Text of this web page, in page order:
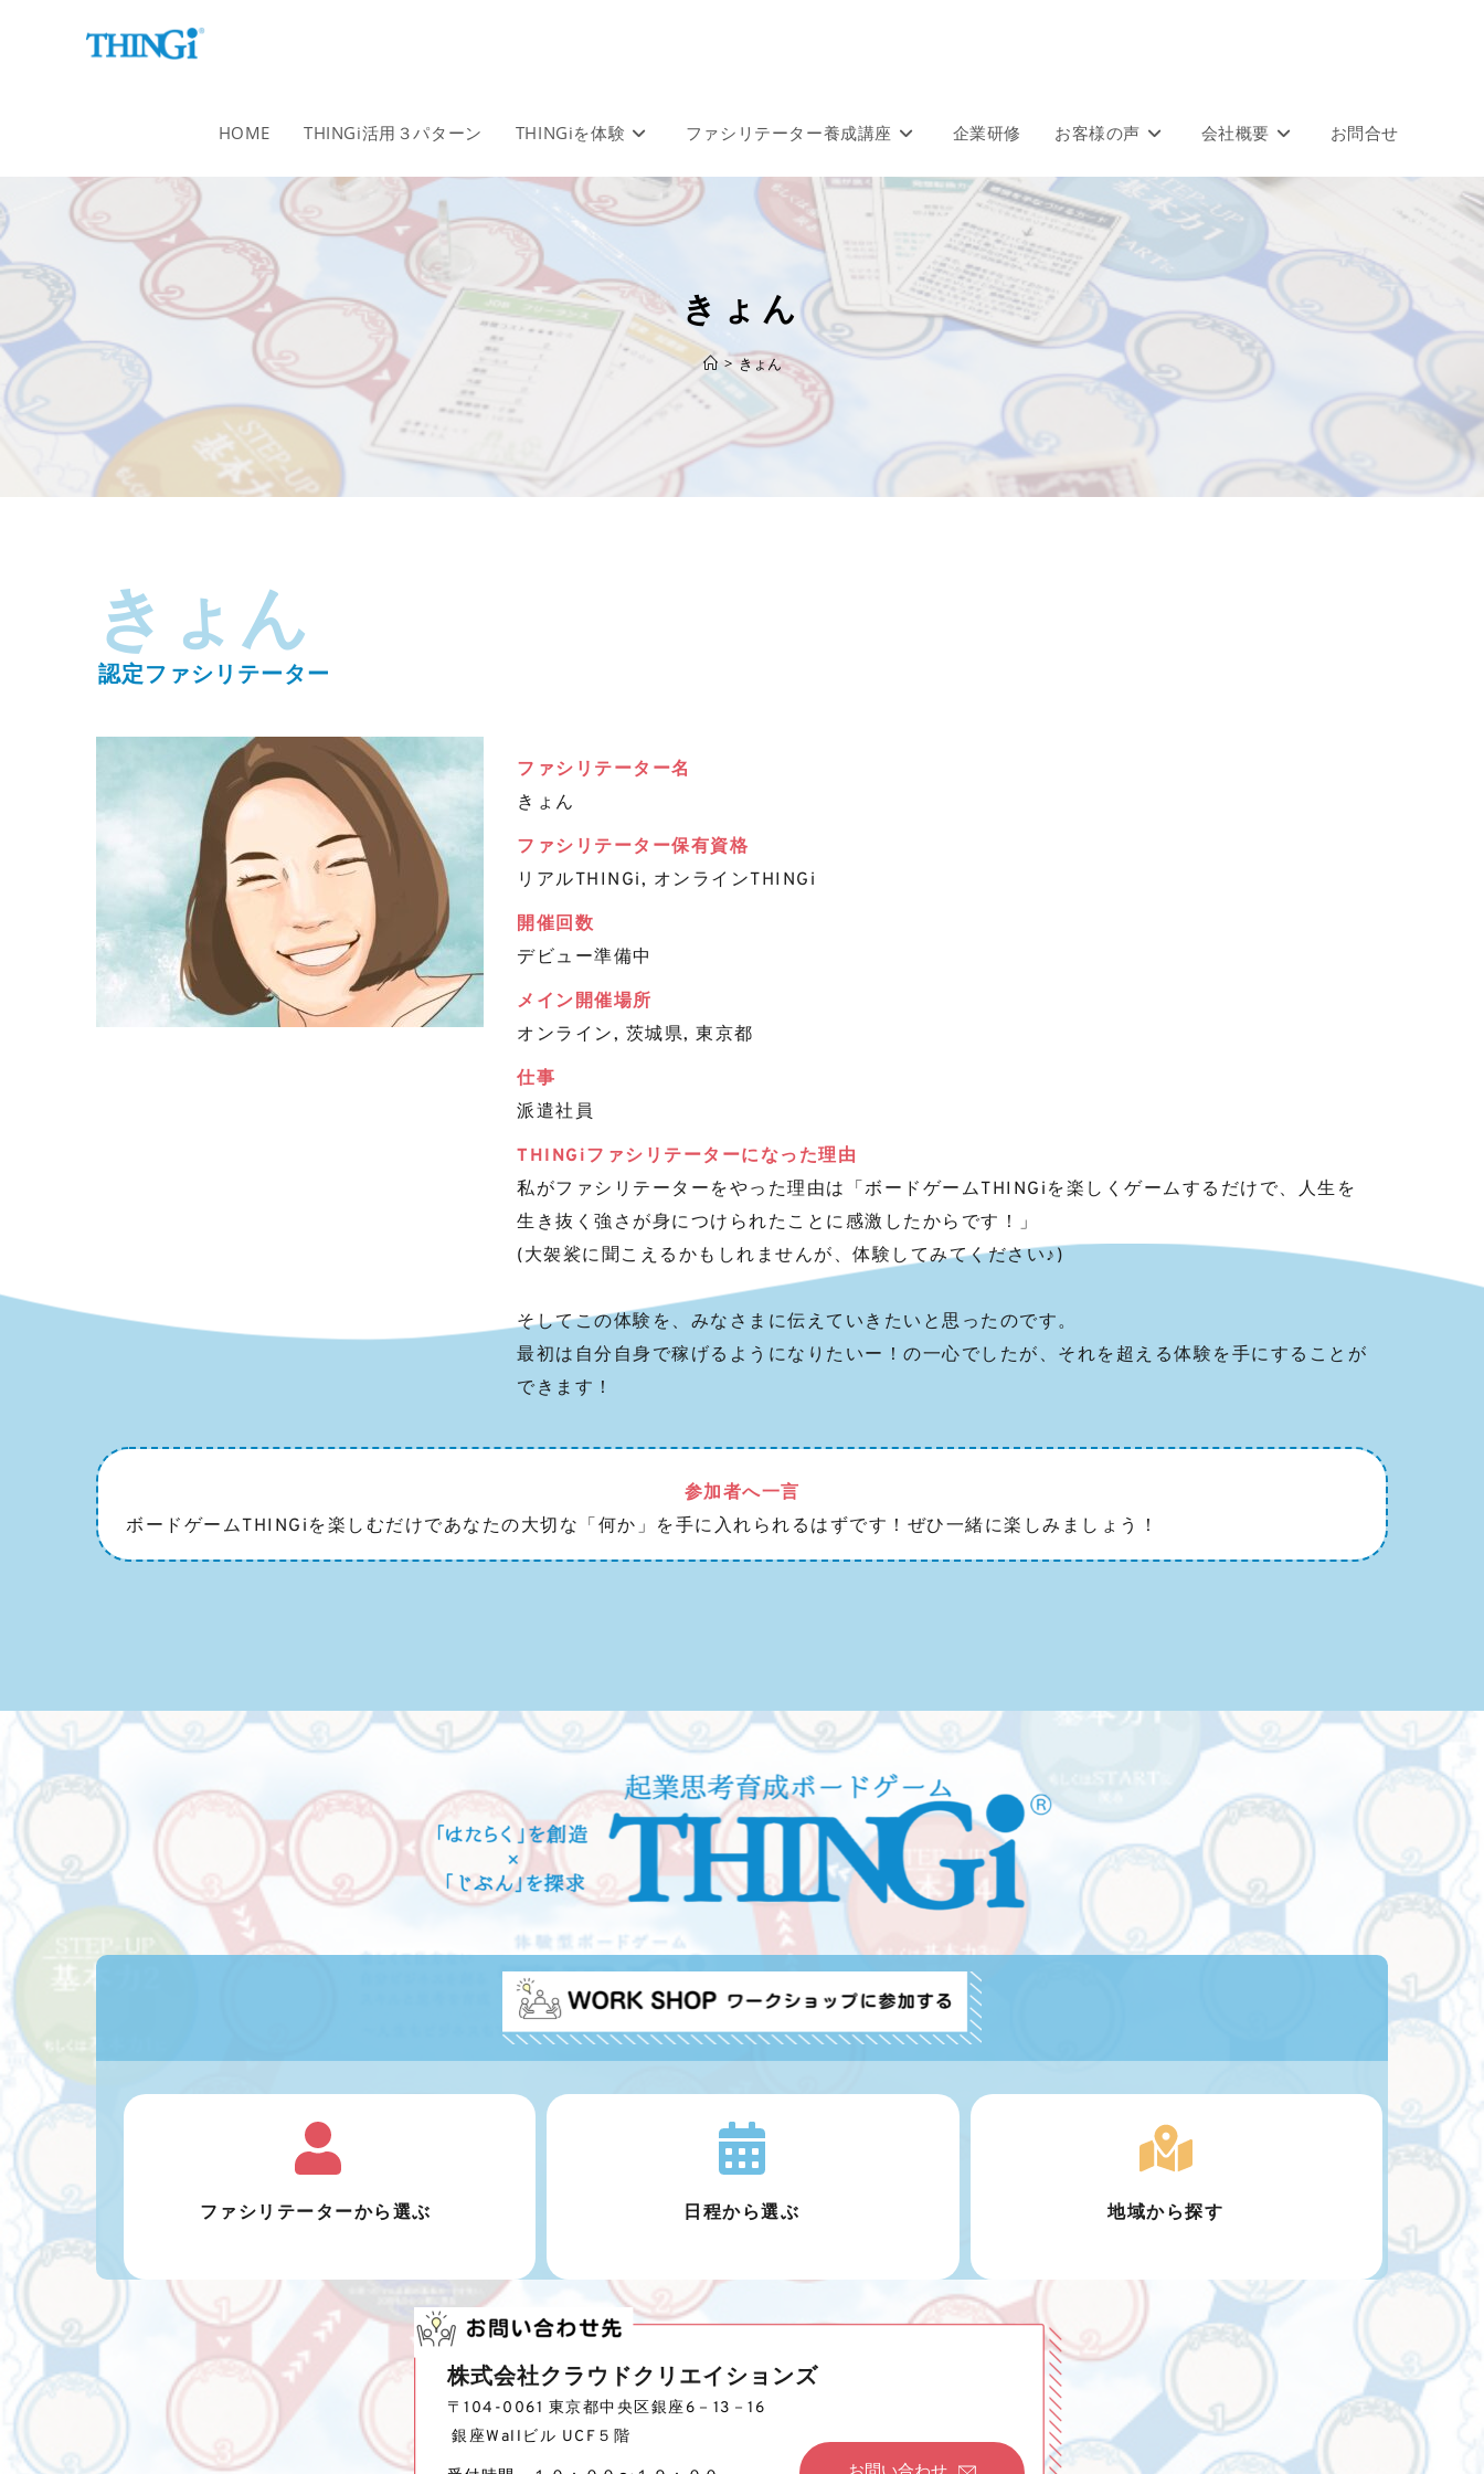
キ
ッ
プ
HOME THINGi活用３パターン THINGiを体験 ファシリテーター養成講座 企業研修 お客様の声 会社概要 お問合せ
きょん
> きょん
きょん
認定ファシリテーター
ファシリテーター名
きょん
ファシリテーター保有資格
リアルTHINGi, オンラインTHINGi
開催回数
デビュー準備中
メイン開催場所
オンライン, 茨城県, 東京都
仕事
派遣社員
THINGiファシリテーターになった理由
私がファシリテーターをやった理由は「ボードゲームTHINGiを楽しくゲームするだけで、人生を
生き抜く強さが身につけられたことに感激したからです！」
(大袈裟に聞こえるかもしれませんが、体験してみてください♪)
そしてこの体験を、みなさまに伝えていきたいと思ったのです。
最初は自分自身で稼げるようになりたいー！の一心でしたが、それを超える体験を手にすることが
できます！
参加者へ一言
ボードゲームTHINGiを楽しむだけであなたの大切な「何か」を手に入れられるはずです！ぜひ一緒に楽しみましょう！
ファシリテーターから選ぶ 日程から選ぶ 地域から探す
株式会社クラウドクリエイションズ
〒104-0061 東京都中央区銀座6－13－16
銀座Wallビル UCF５階